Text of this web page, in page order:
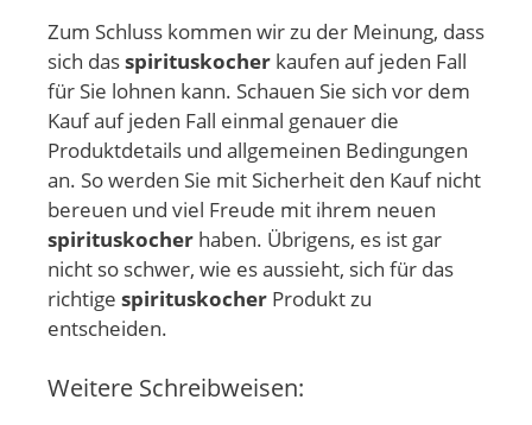
Zum Schluss kommen wir zu der Meinung, dass
sich dasspirituskocher kaufen auf jeden Fall
für Sie lohnen kann. Schauen Sie sich vor dem
Kauf auf jeden Fall einmal genauer die
Produktdetails und allgemeinen Bedingungen
an. So werden Sie mit Sicherheit den Kauf nicht
bereuen und viel Freude mit ihrem neuen
spirituskocher haben. Übrigens, es ist gar
nicht so schwer, wie es aussieht, sich für das
richtige spirituskocher Produkt zu
entscheiden.
Weitere Schreibweisen: